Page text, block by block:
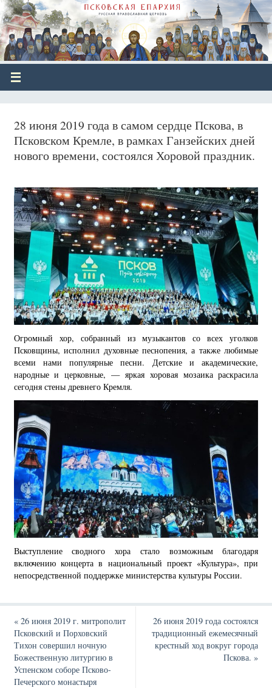
28 июня 2019 года в самом сердце Пскова, в
Псковском Кремле, в рамках Ганзейских дней
нового времени, состоялся Хоровой праздник.
Огромный хор, собранный из музыкантов со всех уголков
Псковщины, исполнил духовные песнопения, а также любимые
всеми нами популярные песни. Детские и академические,
народные и церковные, — яркая хоровая мозаика раскрасила
сегодня стены древнего Кремля.
Выступление сводного хора стало возможным благодаря
включению концерта в национальный проект «Культура», при
непосредственной поддержке министерства культуры России.
«26 июня 2019 г. митрополит
Псковский и Порховский
Тихон совершил ночную
Божественную литургию в
Успенском соборе Псково-
Печерского монастыря
26 июня 2019 года состоялся
традиционный ежемесячный
крестный ход вокруг города
Пскова.»